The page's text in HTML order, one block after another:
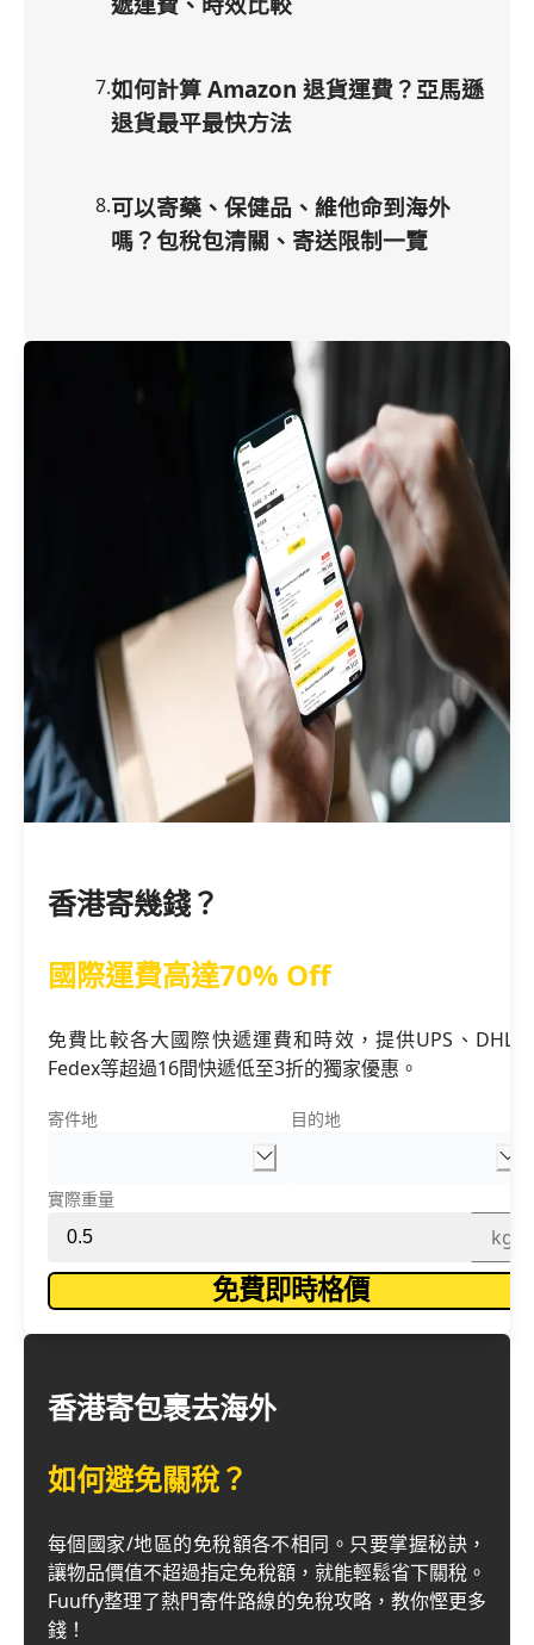
香港寄包裹去海外
如何避免關稅？
每個國家/地區的免稅額各不相同。只要掌握秘訣，
讓物品價值不超過指定免稅額，就能輕鬆省下關稅。
Fuuffy整理了熱門寄件路線的免稅攻略，教你慳更多
錢！
香港寄幾錢？
國際運費高達70% Off
免費比較各大國際快遞運費和時效，提供UPS、DHL、
Fedex等超過16間快遞低至3折的獨家優惠。
寄件地 目的地
實際重量
kg
免費即時格價
7.如何計算 Amazon 退貨運費？亞馬遜
退貨最平最快方法
8.可以寄藥、保健品、維他命到海外
嗎？包稅包清關、寄送限制一覽